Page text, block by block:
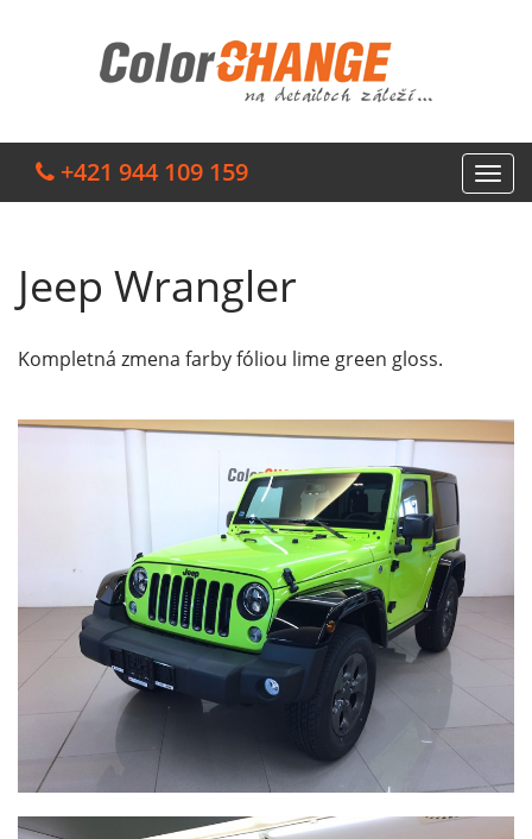
+421 944 109 159
Jeep Wrangler
Kompletná zmena farby fóliou lime green gloss.